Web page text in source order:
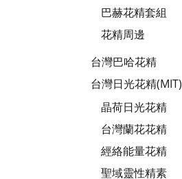
巴赫花精套組
花精周邊
台灣巴哈花精
台灣日光花精(MIT)
晶荷日光花精
台灣蘭花花精
經絡能量花精
聖域靈性精素